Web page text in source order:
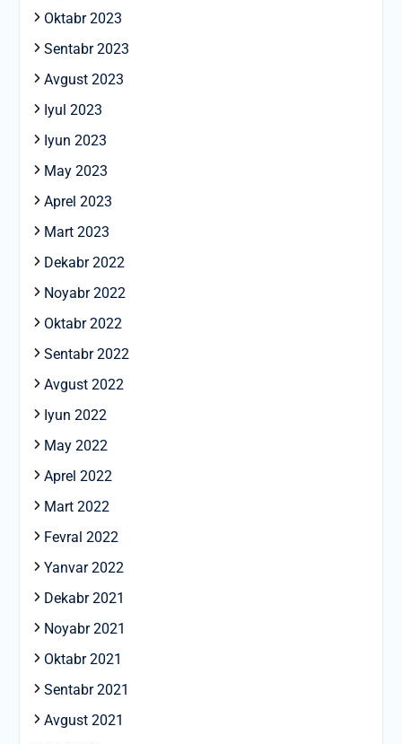
Oktabr 2023
Sentabr 2023
Avgust 2023
Iyul 2023
Iyun 2023
May 2023
Aprel 2023
Mart 2023
Dekabr 2022
Noyabr 2022
Oktabr 2022
Sentabr 2022
Avgust 2022
Iyun 2022
May 2022
Aprel 2022
Mart 2022
Fevral 2022
Yanvar 2022
Dekabr 2021
Noyabr 2021
Oktabr 2021
Sentabr 2021
Avgust 2021